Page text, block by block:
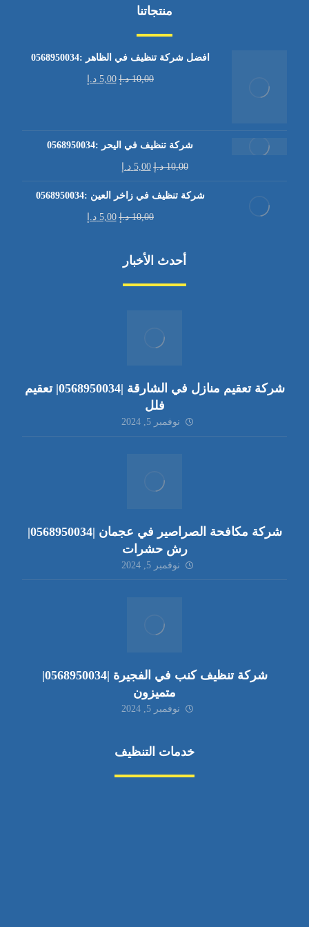
منتجاتنا
افضل شركة تنظيف في الظاهر :0568950034
10,00 د.إ 5,00 د.إ
شركة تنظيف في اليحر :0568950034
10,00 د.إ 5,00 د.إ
شركة تنظيف في زاخر العين :0568950034
10,00 د.إ 5,00 د.إ
أحدث الأخبار
شركة تعقيم منازل في الشارقة |0568950034| تعقيم
فلل
نوفمبر 5, 2024
شركة مكافحة الصراصير في عجمان |0568950034|
رش حشرات
نوفمبر 5, 2024
شركة تنظيف كنب في الفجيرة |0568950034|
متميزون
نوفمبر 5, 2024
خدمات التنظيف